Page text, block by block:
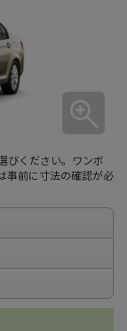
びください。ワンボ
事前に寸法の確認が必